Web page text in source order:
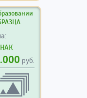
руб.